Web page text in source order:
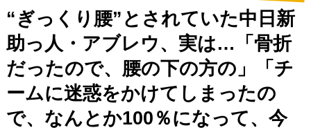
“ぎっくり腰”とされていた中日新
助っ人・アブレウ、実は…「骨折
だったので、腰の下の方の」「チ
ームに迷惑をかけてしまったの
で、なんとか100％になって、今